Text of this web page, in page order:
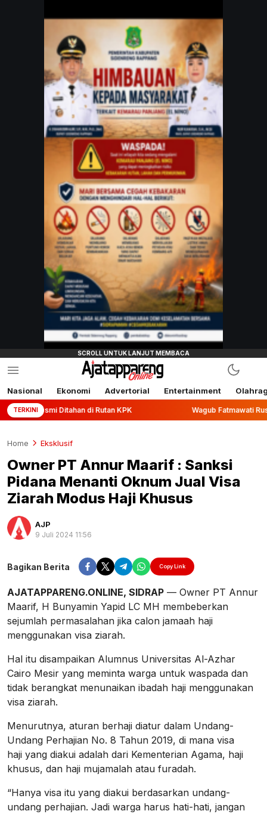
Nasional Ekonomi Advertorial Entertainment
TERKINI
Ditahan di Rutan KPK Wagub Fatmawati Rusdi Lepas
Home Eksklusif
Owner PT Annur Maarif : Sanksi
Pidana Menanti Oknum Jual Visa
Ziarah Modus Haji Khusus
AJP
9 Juli 2024 11:56
Bagikan Berita Copy Link
AJATAPPARENG.ONLINE, SIDRAP — Owner PT Annur
Maarif, H Bunyamin Yapid LC MH membeberkan
sejumlah permasalahan jika calon jamaah haji
menggunakan visa ziarah.
Hal itu disampaikan Alumnus Universitas Al-Azhar
Cairo Mesir yang meminta warga untuk waspada dan
tidak berangkat menunaikan ibadah haji menggunakan
visa ziarah.
Menurutnya, aturan berhaji diatur dalam Undang-
Undang Perhajian No. 8 Tahun 2019, di mana visa
haji yang diakui adalah dari Kementerian Agama, haji
khusus, dan haji mujamalah atau furadah.
“Hanya visa itu yang diakui berdasarkan undang-
undang perhajian. Jadi warga harus hati-hati, jangan